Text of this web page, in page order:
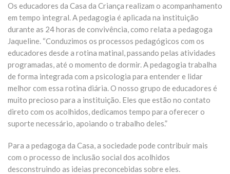
Os educadores da Casa da Criança realizam o acompanhamento
em tempo integral. A pedagogia é aplicada na instituição
durante as 24 horas de convivência, como relata a pedagoga
Jaqueline. “Conduzimos os processos pedagógicos com os
educadores desde a rotina matinal, passando pelas atividades
programadas, até o momento de dormir. A pedagogia trabalha
de forma integrada com a psicologia para entender e lidar
melhor com essa rotina diária. O nosso grupo de educadores é
muito precioso para a instituição. Eles que estão no contato
direto com os acolhidos, dedicamos tempo para oferecer o
suporte necessário, apoiando o trabalho deles.”
Para a pedagoga da Casa, a sociedade pode contribuir mais
com o processo de inclusão social dos acolhidos
desconstruindo as ideias preconcebidas sobre eles.